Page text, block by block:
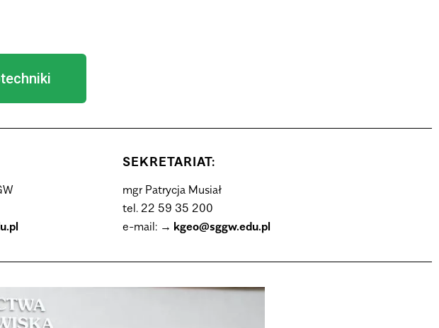
SEKRETARIAT:
mgr Patrycja Musiał
tel. 22 59 35 200
e-mail:
kgeo@sggw.edu.pl